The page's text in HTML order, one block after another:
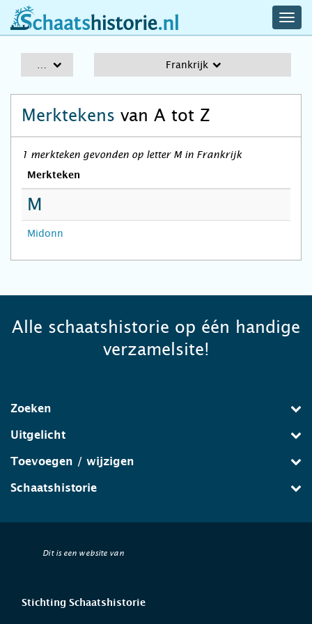
schaatshistorie.nl
Frankrijk
Merktekens van A tot Z
1 merkteken gevonden op letter M in Frankrijk
Merkteken
M
Midonn
Alle schaatshistorie op één handige
verzamelsite!
Zoeken
Uitgelicht
Toevoegen / wijzigen
Schaatshistorie
Dit is een website van
Stichting Schaatshistorie